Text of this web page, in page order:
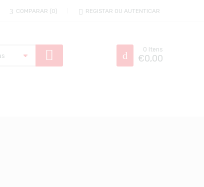
COMPARAR 0 REGISTAR OU AUTENTICAR
0 Itens
€0,00